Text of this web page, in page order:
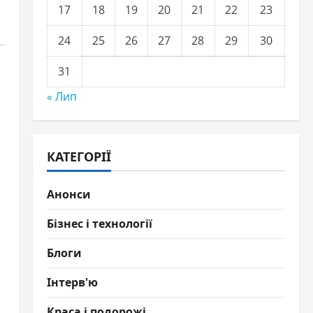
17 18 19 20 21 22
23
24
25 26 27 28 29
30
31
« Лип
КАТЕГОРІЇ
Анонси
Бізнес і технології
Блоги
Інтерв'ю